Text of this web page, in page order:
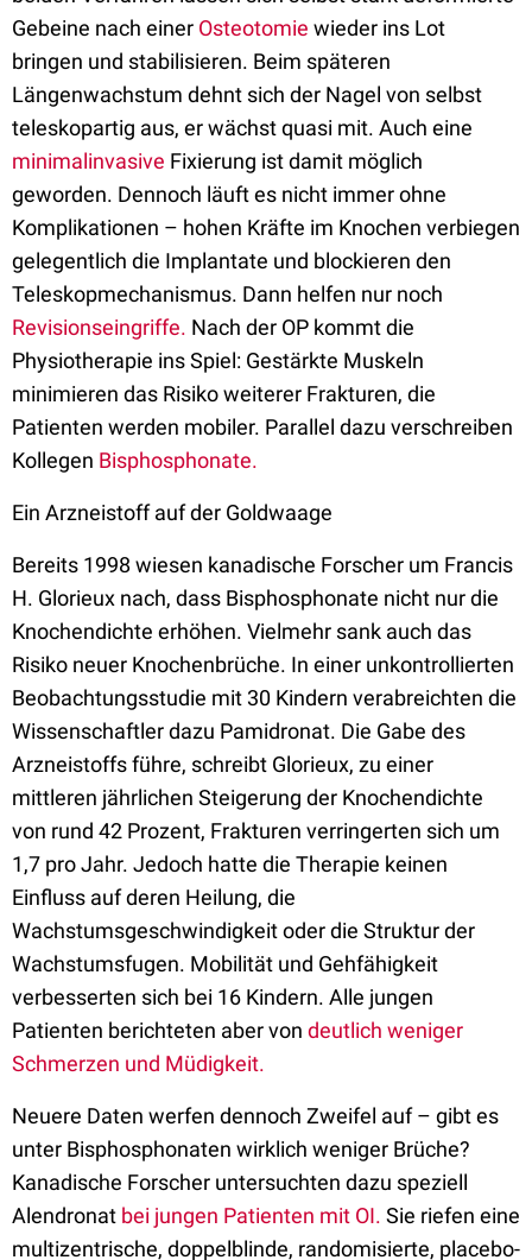
Gebeine nach einer Osteotomie wieder ins Lot
bringen und stabilisieren. Beim späteren
Längenwachstum dehnt sich der Nagel von selbst
teleskopartig aus, er wächst quasi mit. Auch eine
minimalinvasive Fixierung ist damit möglich
geworden. Dennoch läuft es nicht immer ohne
Komplikationen – hohen Kräfte im Knochen verbiegen
gelegentlich die Implantate und blockieren den
Teleskopmechanismus. Dann helfen nur noch
Revisionseingriffe. Nach der OP kommt die
Physiotherapie ins Spiel: Gestärkte Muskeln
minimieren das Risiko weiterer Frakturen, die
Patienten werden mobiler. Parallel dazu verschreiben
Kollegen Bisphosphonate.
Ein Arzneistoff auf der Goldwaage
Bereits 1998 wiesen kanadische Forscher um Francis
H. Glorieux nach, dass Bisphosphonate nicht nur die
Knochendichte erhöhen. Vielmehr sank auch das
Risiko neuer Knochenbrüche. In einer unkontrollierten
Beobachtungsstudie mit 30 Kindern verabreichten die
Wissenschaftler dazu Pamidronat. Die Gabe des
Arzneistoffs führe, schreibt Glorieux, zu einer
mittleren jährlichen Steigerung der Knochendichte
von rund 42 Prozent, Frakturen verringerten sich um
1,7 pro Jahr. Jedoch hatte die Therapie keinen
Einfluss auf deren Heilung, die
Wachstumsgeschwindigkeit oder die Struktur der
Wachstumsfugen. Mobilität und Gehfähigkeit
verbesserten sich bei 16 Kindern. Alle jungen
Patienten berichteten aber von deutlich weniger
Schmerzen und Müdigkeit.
Neuere Daten werfen dennoch Zweifel auf – gibt es
unter Bisphosphonaten wirklich weniger Brüche?
Kanadische Forscher untersuchten dazu speziell
Alendronat bei jungen Patienten mit OI. Sie riefen eine
multizentrische, doppelblinde, randomisierte, placebo-